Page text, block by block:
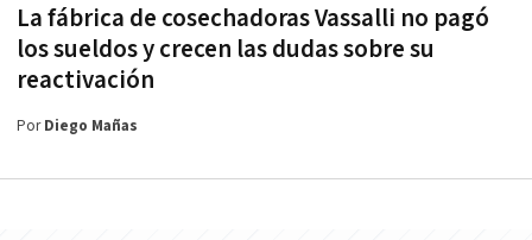
La fábrica de cosechadoras Vassalli no pagó
los sueldos y crecen las dudas sobre su
reactivación
PorDiego Mañas